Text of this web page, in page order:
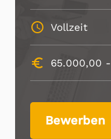
schedule Vollzeit
euro_symbol 65.000,00 -
Bewerben